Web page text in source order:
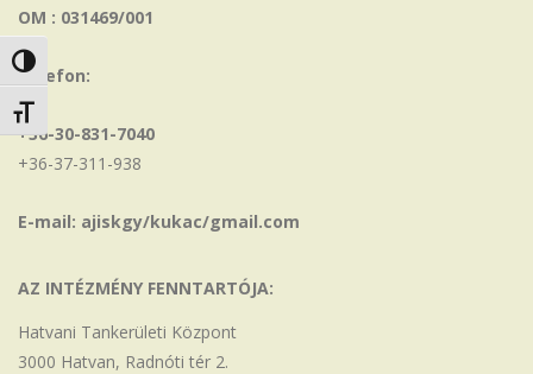
Nagy kontraszt váltása
Betűméret váltása
OM : 031469/001
Telefon:
+36-30-831-7040
+36-37-311-938
E-mail: ajiskgy/kukac/gmail.com
AZ INTÉZMÉNY FENNTARTÓJA:
Hatvani Tankerületi Központ
3000 Hatvan, Radnóti tér 2.